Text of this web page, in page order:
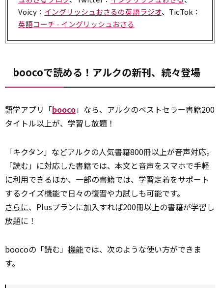
Voicy： イングリッシュおさるの英語ラジオ、TicTok：
英語コーチ - イングリッシュおさる
boocoで読める！アルクの新刊、続々登場
語学アプリ「booco」なら、アルクのベストセラー書籍200
タイトル以上が、学習し放題！
「キクタン」などアルクの人気書籍800冊以上が音声対応。
「読む」に対応した書籍では、本文と音声をスマホで手軽
に利用できるほか、一部の書籍では、学習定着をサポート
するクイズ機能で日々の復習や力試しも可能です。
さらに、Plusプランに加入すれば200冊以上の書籍が学習し
放題に！
boocoの「読む」 機能では、次のような使い方ができま
す。